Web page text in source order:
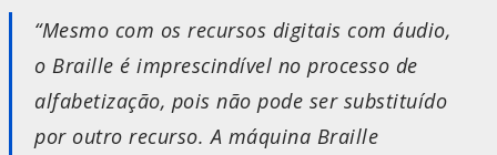
“Mesmo com os recursos digitais com áudio,
o Braille é imprescindível no processo de
alfabetização, pois não pode ser substituído
por outro recurso. A máquina Braille